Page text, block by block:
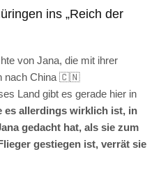
ins „Reich der
von Jana, die mit ihrer
nach China 🇨🇳
Land gibt es gerade hier in
es allerdings wirklich ist, in
gedacht hat, als sie zum
gestiegen ist, verrät sie